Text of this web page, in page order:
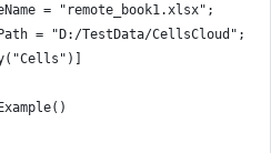
= "remote_book1.xlsx";
= "D:/TestData/CellsCloud";